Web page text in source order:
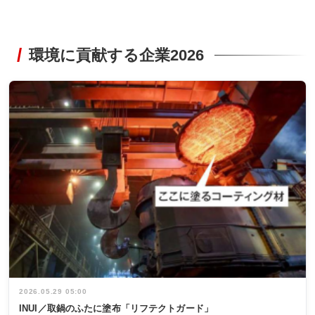
環境に貢献する企業2026
2026.05.29 05:00
INUI／取鍋のふたに塗布「リフテクトガード」